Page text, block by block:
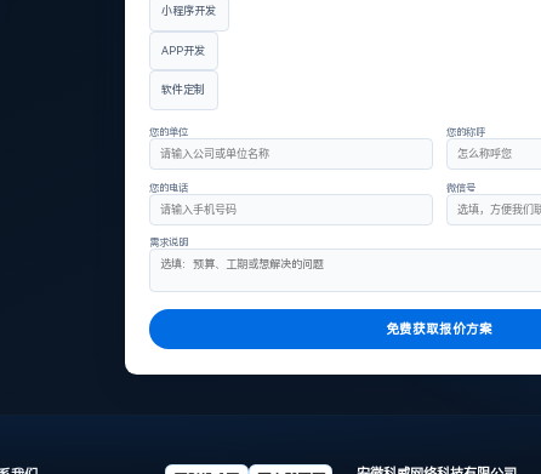
小程序开发
APP开发
软件定制
您的单位 您的称呼
您的电话 微信号
需求说明
免费获取报价方案